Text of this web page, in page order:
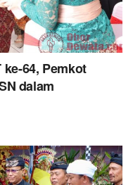
ke-64, Pemkot
dalam